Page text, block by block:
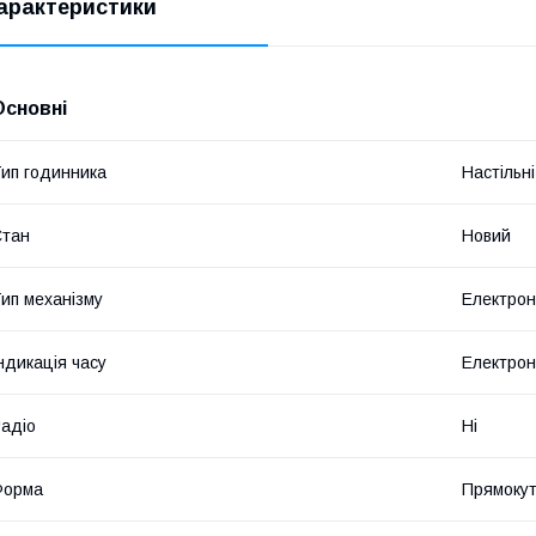
годинника Настільні
Новий
механізму
часу
Ні